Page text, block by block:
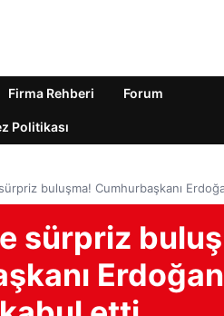
Firma Rehberi Forum
Politikası
buluşma! Cumhurbaşkanı
sürpriz